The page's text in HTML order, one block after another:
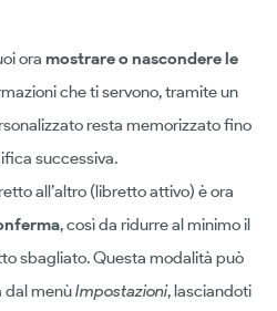
ora mostrare o nascondere le
che ti servono, tramite un
resta memorizzato fino
successiva.
all’altro (libretto attivo) è ora
, così da ridurre al minimo il
sbagliato. Questa modalità può
dal menùImpostazioni, lasciandoti